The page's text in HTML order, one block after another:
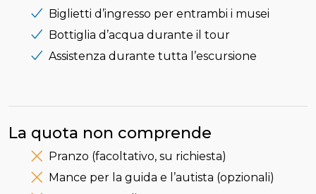
Biglietti d’ingresso per entrambi i musei
Bottiglia d’acqua durante il tour
Assistenza durante tutta l’escursione
La quota non comprende
Pranzo (facoltativo, su richiesta)
Mance per la guida e l’autista (opzionali)